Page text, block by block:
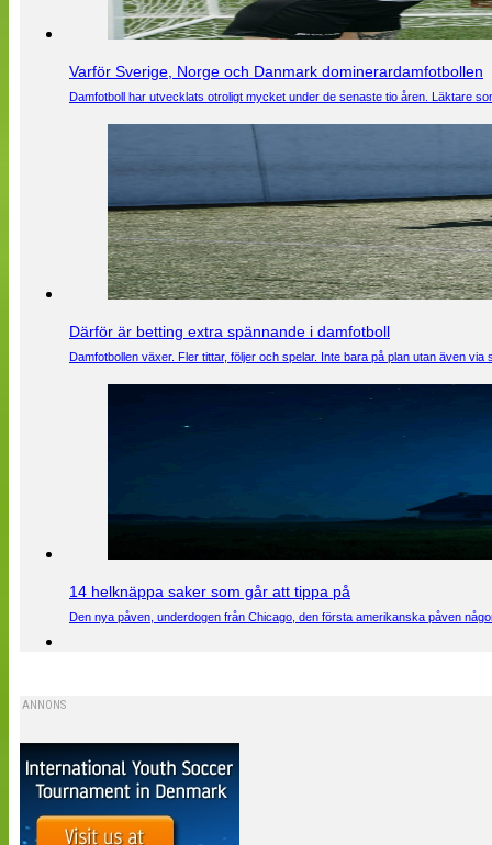
Varför Sverige, Norge och Danmark dominerardamfotbollen
Damfotboll har utvecklats otroligt mycket under de senaste tio åren. Läktare
Därför är betting extra spännande i damfotboll
Damfotbollen växer. Fler tittar, följer och spelar. Inte bara på plan utan även
14 helknäppa saker som går att tippa på
Den nya påven, underdogen från Chicago, den första amerikanska påven
ANNONS